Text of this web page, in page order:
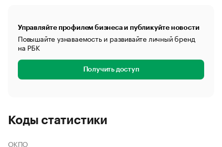
Управляйте профилем бизнеса и публикуйте новости
Повышайте узнаваемость и развивайте личный бренд
на РБК
Получить доступ
Коды статистики
ОКПО